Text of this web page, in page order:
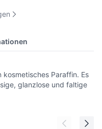
kosmetisches Paraffin. Es
glanzlose und faltige